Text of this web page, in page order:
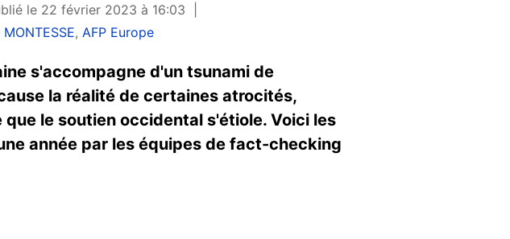
le 22 février 2023 à 16:03
,AFP Europe
s'accompagne d'un tsunami de
la réalité de certaines atrocités,
le soutien occidental s'étiole. Voici les
année par les équipes de fact-checking